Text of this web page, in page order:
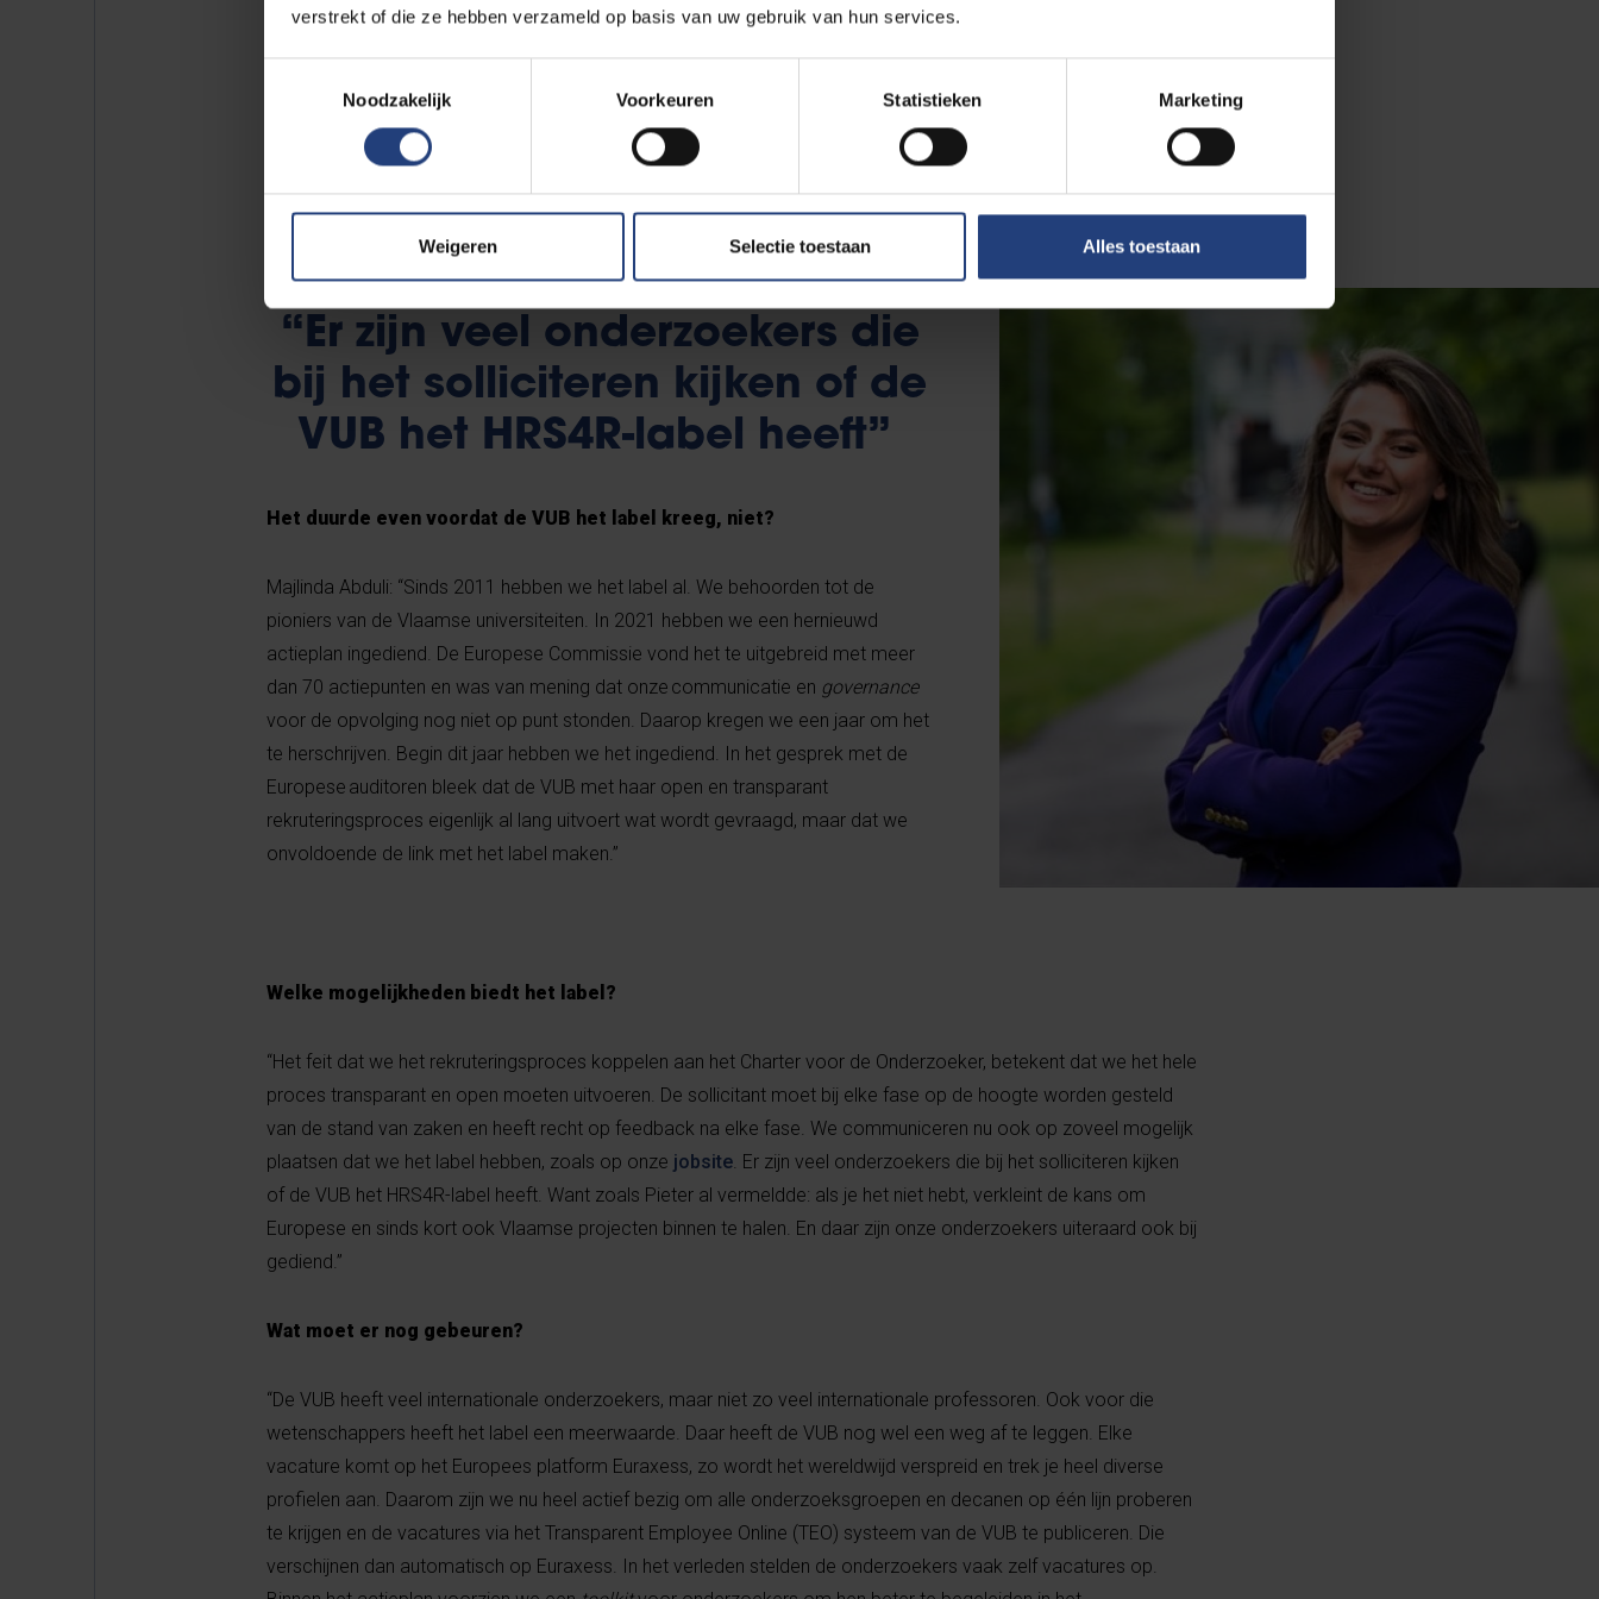
verstrekt of die ze hebben verzameld op basis van uw gebruik van hun services.
Noodzakelijk
Voorkeuren Statistieken Marketing
Weigeren Selectie toestaan Alles toestaan
Een derde reden gaat over de regels en de verwachtingen waar je je als onderzoeker aan moet houden. Aan de
VUB hanteren we het Charter voor de Onderzoeker, een document dat alle handvatten rond regels,
doctoraatsstudenten houden. Sinds begin dit jaar organiseren we ook
een exit survey
bij gedoctoreerden om te
“Er zijn veel onderzoekers die
bij het solliciteren kijken of de
VUB het HRS4R-label heeft”
Het duurde even voordat de VUB het label kreeg, niet?
Majlinda Abduli: “Sinds 2011 hebben we het label al. We behoorden tot de
pioniers van de Vlaamse universiteiten. In 2021 hebben we een hernieuwd
actieplan ingediend. De Europese Commissie vond het te uitgebreid met meer
dan 70 actiepunten en was van mening dat onze communicatie en governance
voor de opvolging nog niet op punt stonden. Daarop kregen we een jaar om het
te herschrijven. Begin dit jaar hebben we het ingediend. In het gesprek met de
Europese auditoren bleek dat de VUB met haar open en transparant
rekruteringsproces eigenlijk al lang uitvoert wat wordt gevraagd, maar dat we
onvoldoende de link met het label maken.”
Welke mogelijkheden biedt het label?
“Het feit dat we het rekruteringsproces koppelen aan het Charter voor de Onderzoeker, betekent dat we het hele
proces transparant en open moeten uitvoeren. De sollicitant moet bij elke fase op de hoogte worden gesteld
van de stand van zaken en heeft recht op feedback na elke fase. We communiceren nu ook op zoveel mogelijk
plaatsen dat we het label hebben, zoals op onze jobsite . Er zijn veel onderzoekers die bij het solliciteren kijken
of de VUB het HRS4R-label heeft. Want zoals Pieter al vermeldde: als je het niet hebt, verkleint de kans om
Europese en sinds kort ook Vlaamse projecten binnen te halen. En daar zijn onze onderzoekers uiteraard ook bij
gediend.”
Wat moet er nog gebeuren?
“De VUB heeft veel internationale onderzoekers, maar niet zo veel internationale professoren. Ook voor die
wetenschappers heeft het label een meerwaarde. Daar heeft de VUB nog wel een weg af te leggen. Elke
vacature komt op het Europees platform Euraxess, zo wordt het wereldwijd verspreid en trek je heel diverse
profielen aan. Daarom zijn we nu heel actief bezig om alle onderzoeksgroepen en decanen op één lijn proberen
te krijgen en de vacatures via het Transparent Employee Online (TEO) systeem van de VUB te publiceren. Die
verschijnen dan automatisch op Euraxess. In het verleden stelden de onderzoekers vaak zelf vacatures op.